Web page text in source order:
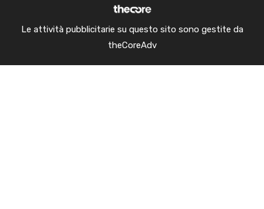
Le attività pubblicitarie su questo sito sono gestite da
theCoreAdv